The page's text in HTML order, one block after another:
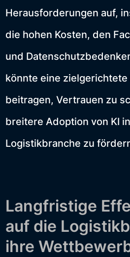
Herausforderungen auf,
die hohen Kosten, den
und
könnte eine zielgerichtete
beitragen, Vertrauen zu
breitere Adoption von KI
Logistikbranche zu
Langfristige
auf die
ihre